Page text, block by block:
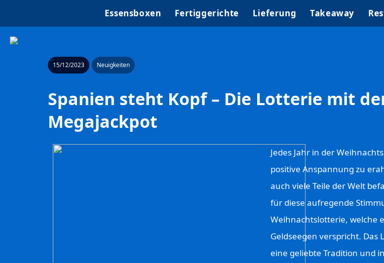
Essensboxen Fertiggerichte Lieferung Takeaway
15/12/2023 Neuigkeiten
Spanien steht Kopf – Die Lotterie mit
Megajackpot
Jedes Jahr in der
positive Anspannung zu
auch viele Teile der Welt
für diese aufregende
Weihnachtslotterie, welche
Geldseegen verspricht. Das
eine geliebte Tradition und